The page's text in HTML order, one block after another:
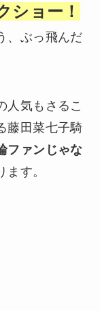
ショー！
、ぶっ飛んだ
人気もさるこ
藤田菜七子騎
ファンじゃな
ます。